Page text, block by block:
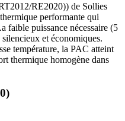
RE2020)) de Sollies
performante qui
faible puissance nécessaire (5
et économiques.
température, la PAC atteint
thermique homogène dans
)